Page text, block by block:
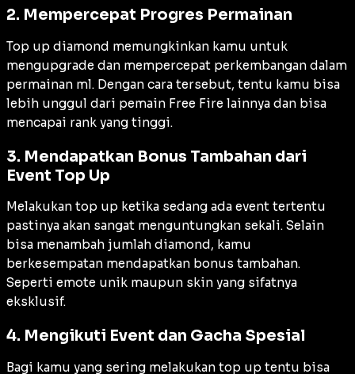
2. Mempercepat Progres Permainan
Top up diamond memungkinkan kamu untuk
mengupgrade dan mempercepat perkembangan dalam
permainan ml. Dengan cara tersebut, tentu kamu bisa
lebih unggul dari pemain Free Fire lainnya dan bisa
mencapai rank yang tinggi.
3. Mendapatkan Bonus Tambahan dari
Event Top Up
Melakukan top up ketika sedang ada event tertentu
pastinya akan sangat menguntungkan sekali. Selain
bisa menambah jumlah diamond, kamu
berkesempatan mendapatkan bonus tambahan.
Seperti emote unik maupun skin yang sifatnya
eksklusif.
4. Mengikuti Event dan Gacha Spesial
Bagi kamu yang sering melakukan top up tentu bisa